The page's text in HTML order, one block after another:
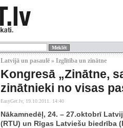
Latvijā un pasaulē » Izglītība un zinātne
Kongresā „Zinātne,
zinātnieki no visas
EasyGet.lv, 19.10.2011. 14:40
Nākamnedēļ, 24. – 27.oktobrī
(RTU) un Rīgas Latviešu biedrība